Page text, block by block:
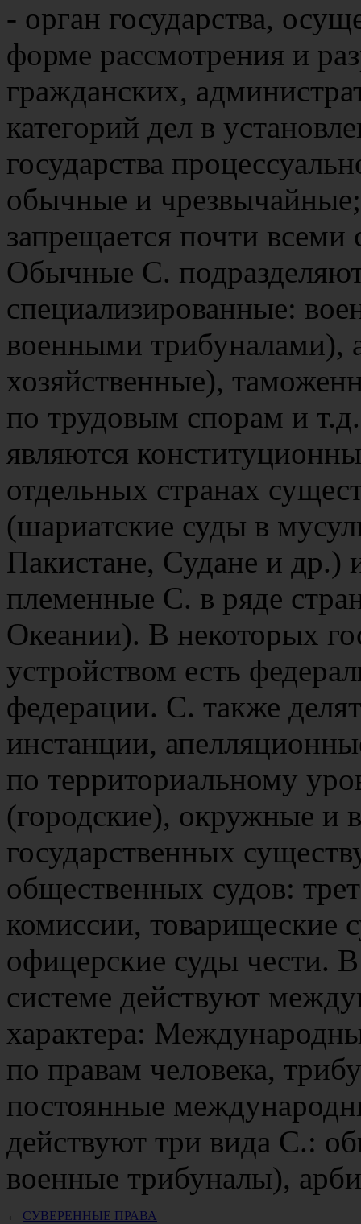
- орган государства,
форме рассмотрения и
гражданских,
категорий дел в
государства
обычные и
запрещается почти
Обычные С.
специализированные:
военными трибуналами),
хозяйственные),
по трудовым спорам и
являются
отдельных странах
(шариатские суды в
Пакистане, Судане и др.)
племенные С. в ряде
Океании). В некоторых
устройством есть
федерации. С. также
инстанции,
по территориальному
(городские), окружные и
государственных
общественных судов:
комиссии,
офицерские суды чести.
системе действуют
характера:
по правам человека,
постоянные
действуют три вида С.:
военные трибуналы),
← СУВЕРЕННЫЕ ПРАВА